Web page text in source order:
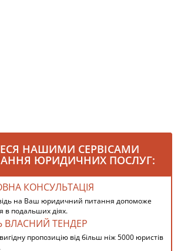
НАШИМИ СЕРВІСАМИ
ЮРИДИЧНИХ ПОСЛУГ:
КОНСУЛЬТАЦІЯ
на Ваш юридичний питання допоможе
в подальших діях.
ВЛАСНИЙ ТЕНДЕР
пропозицію від більш ніж 5000 юристів